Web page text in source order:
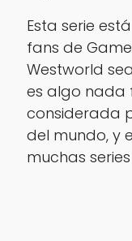
Esta serie
fans de
Westworld
es algo nada
considerada
del mundo, y
muchas